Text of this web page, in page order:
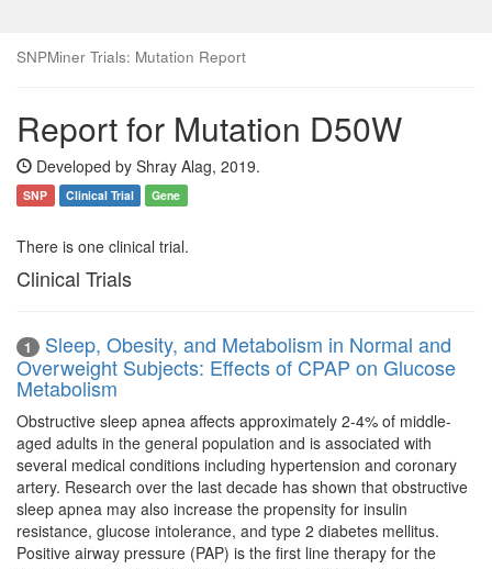
SNPMiner Trials: Mutation Report
Report for Mutation D50W
Developed by Shray Alag, 2019.
SNP Clinical Trial Gene
There is one clinical trial.
Clinical Trials
1
Sleep, Obesity, and Metabolism in Normal and
Overweight Subjects: Effects of CPAP on Glucose
Metabolism
Obstructive sleep apnea affects approximately 2-4% of middle-
aged adults in the general population and is associated with
several medical conditions including hypertension and coronary
artery. Research over the last decade has shown that obstructive
sleep apnea may also increase the propensity for insulin
resistance, glucose intolerance, and type 2 diabetes mellitus.
Positive airway pressure (PAP) is the first line therapy for the